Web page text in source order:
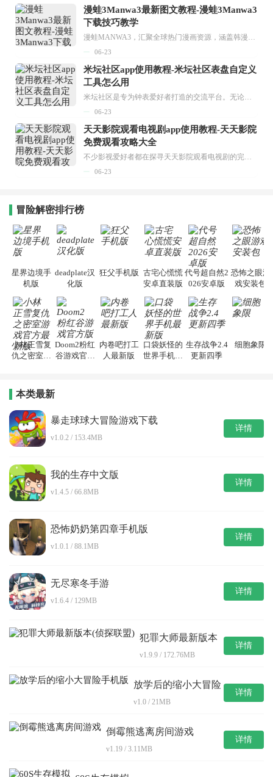
漫蛙3Manwa3最新图文教程-漫蛙3Manwa3
下载技巧教学
漫蛙MANWA3，汇聚全球热门漫画资源，涵盖韩漫、欧美漫画、国漫等多种类型，题材丰富多样，全方位满足用户阅读喜好。它不仅是阅读平台，更是创作平台，为广大用户打造零门槛创作环境。...
06-23
米坛社区app使用教程-米坛社区表盘自定义
工具怎么用
米坛社区是专为钟表爱好者打造的交流平台。无论你是初涉钟表领域的普通爱好者，还是拥有多年收藏经验的资深玩家，都能在此找到属于自己的天地。 无需注册，就能轻松参与其中。通过专业的讨论论坛与丰富的交互功能，你可与世界各地的钟表爱好者畅快交流。若你钟情于钟表，米坛社区无疑是值得一试的理想之选。在这里，你能获取最新的手表资讯，交流见解，提升鉴赏品味，让每一块手表都成为收藏故事中重要的一部分。感兴趣的朋友，不要错过下载机会。...
06-23
天天影院观看电视剧app使用教程-天天影院
免费观看攻略大全
不少影视爱好者都在探寻天天影院观看电视剧的完整方法，结合最新平台使用规则，本篇新手入门攻略全面讲解观看渠道、检索流程、播放设置以及画面模式调整等实用内容。全文适配手机、电脑等主流设备，步骤简洁易懂，无论是初次使用的新手，还是想要优化观影体验的用户，都能参照内容快速上手，熟练掌握平台各项操作技巧，轻松畅享影视内容。...
06-23
冒险解密排行榜
星界边境手
机版
deadplate汉
化版
狂父手机版 古宅心慌慌
安卓直装版
代号超自然2
026安卓版
恐怖之眼游
戏安装包
小林正雪复
仇之密室游
Doom2粉红
谷游戏官方
内卷吧打工
人最新版
口袋妖怪的
世界手机最
生存战争2.4
更新四季
细胞象限
本类最新
暴走球球大冒险游戏下载
v1.0.2 / 153.4MB
详情
我的生存中文版
v1.4.5 / 66.8MB
详情
恐怖奶奶第四章手机版
v1.0.1 / 88.1MB
详情
无尽寒冬手游
v1.6.4 / 129MB
详情
犯罪大师最新版本
v1.9.9 / 172.76MB
详情
放学后的缩小大冒险
v1.0 / 21MB
详情
倒霉熊逃离房间游戏
v1.19 / 3.11MB
详情